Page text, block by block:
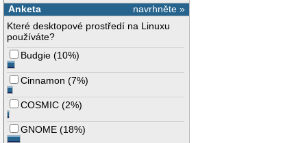
navrhněte »
Anketa
Které desktopové prostředí na Linuxu
používáte?
Budgie (10%)
Cinnamon (7%)
COSMIC (2%)
GNOME (18%)